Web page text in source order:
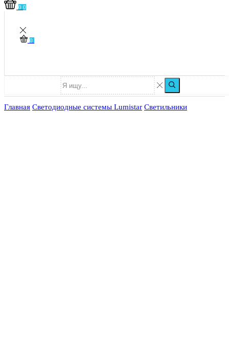
0 0
0
Главная Светодиодные системы Lumistar Светильники